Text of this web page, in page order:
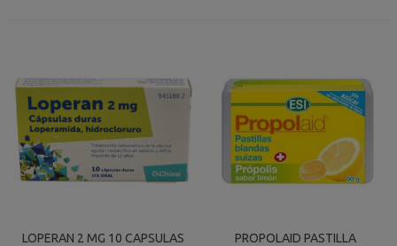
LOPERAN 2 MG 10 CAPSULAS
PROPOLAID PASTILLA